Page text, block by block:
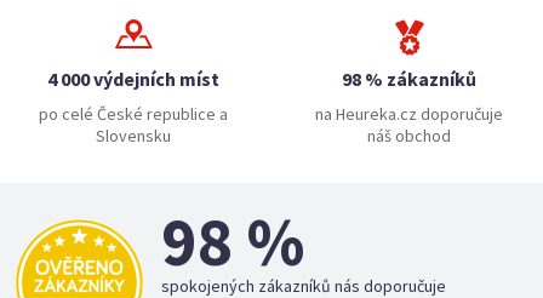
4 000 výdejních míst
po celé České republice a
Slovensku
98 % zákazníků
na Heureka.cz doporučuje
náš obchod
98 %
spokojených zákazníků nás doporučuje